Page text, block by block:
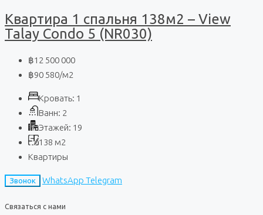
Квартира 1 спальня 138м2 – View
Talay Condo 5 (NR030)
฿12 500 000
฿90 580/м2
Кровать: 1
Ванн: 2
Этажей: 19
138 м2
Квартиры
Звонок WhatsApp Telegram
Связаться с нами